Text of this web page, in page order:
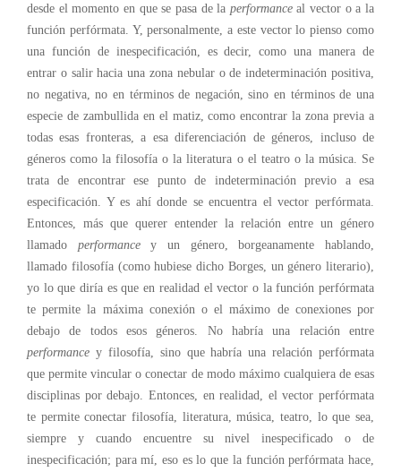
desde el momento en que se pasa de la performanceal vector o a la
función perfórmata. Y, personalmente, a este vector lo pienso como
una función de inespecificación, es decir, como una manera de
entrar o salir hacia una zona nebular o de indeterminación positiva,
no negativa, no en términos de negación, sino en términos de una
especie de zambullida en el matiz, como encontrar la zona previa a
todas esas fronteras, a esa diferenciación de géneros, incluso de
géneros como la filosofía o la literatura o el teatro o la música. Se
trata de encontrar ese punto de indeterminación previo a esa
especificación. Y es ahí donde se encuentra el vector perfórmata.
Entonces, más que querer entender la relación entre un género
llamado performancey un género, borgeanamente hablando,
llamado filosofía (como hubiese dicho Borges, un género literario),
yo lo que diría es que en realidad el vector o la función perfórmata
te permite la máxima conexión o el máximo de conexiones por
debajo de todos esos géneros. No habría una relación entre
performance y filosofía, sino que habría una relación perfórmata
que permite vincular o conectar de modo máximo cualquiera de esas
disciplinas por debajo. Entonces, en realidad, el vector perfórmata
te permite conectar filosofía, literatura, música, teatro, lo que sea,
siempre y cuando encuentre su nivel inespecificado o de
inespecificación; para mí, eso es lo que la función perfórmata hace,